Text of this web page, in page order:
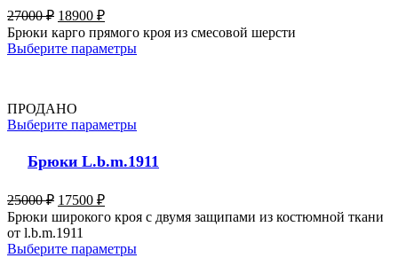
27000₽ 18900 ₽
Брюки карго прямого кроя из смесовой шерсти
Выберите параметры
ПРОДАНО
Выберите параметры
Брюки L.b.m.1911
25000₽ 17500 ₽
Брюки широкого кроя с двумя защипами из костюмной ткани
от l.b.m.1911
Выберите параметры